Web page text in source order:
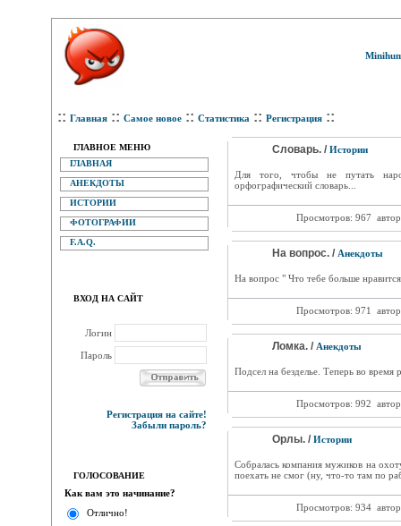
:: Главная :: Самое новое :: Статистика :: Регистрация ::
ГЛАВНОЕ МЕНЮ
ГЛАВНАЯ
АНЕКДОТЫ
ИСТОРИИ
ФОТОГРАФИИ
F.A.Q.
ВХОД НА САЙТ
Логин
Пароль
Регистрация на сайте!
Забыли пароль?
ГОЛОСОВАНИЕ
Как вам это начинание?
Отлично!
Словарь. / Истории
Для того, чтобы не путать
орфографический словарь...
Просмотров: 967
На вопрос. / Анекдоты
На вопрос " Что тебе больше
Просмотров: 971
Ломка. / Анекдоты
Подсел на безделье. Теперь во время
Просмотров: 992
Орлы. / Истории
Собралась компания мужиков на
поехать не смог (ну, что-то там по
Просмотров: 934